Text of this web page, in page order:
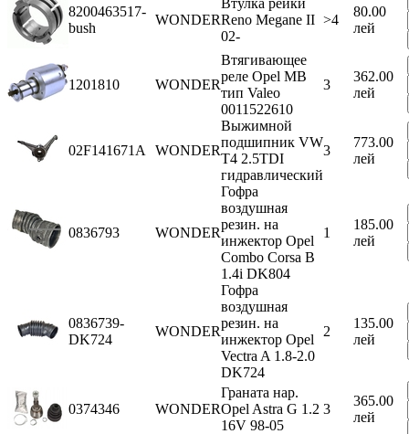
8200463517-
bush
WONDER
Втулка рейки
Reno Megane II
02-
>4
80.00
лей
1201810 WONDER
Втягивающее
реле Opel MB
тип Valeo
0011522610
3
362.00
лей
02F141671A WONDER
Выжимной
подшипник VW
T4 2.5TDI
гидравлический
3
773.00
лей
0836793 WONDER
Гофра
воздушная
резин. на
инжектор Opel
Combo Corsa B
1.4i DK804
1
185.00
лей
0836739-
DK724
WONDER
Гофра
воздушная
резин. на
инжектор Opel
Vectra A 1.8-2.0
DK724
2
135.00
лей
0374346 WONDER
Граната нар.
Opel Astra G 1.2
16V 98-05
3
365.00
лей